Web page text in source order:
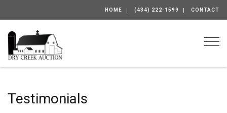
HOME (434) 222-1599 CONTACT
Testimonials